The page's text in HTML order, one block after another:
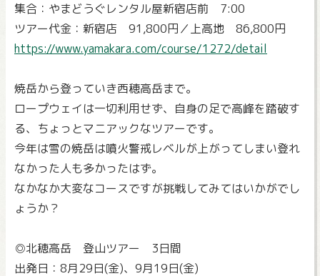
集合：やまどうぐレンタル屋新宿店前 7:00
ツアー代金：新宿店 91,800円／上高地 86,800円
https://www.yamakara.com/course/1272/detail
焼岳から登っていき西穂高岳まで。
ロープウェイは一切利用せず、自身の足で高峰を踏破す
る、ちょっとマニアックなツアーです。
今年は雪の焼岳は噴火警戒レベルが上がってしまい登れ
なかった人も多かったはず。
なかなか大変なコースですが挑戦してみてはいかがでし
ょうか？
◎北穂高岳 登山ツアー 3日間
出発日：8月29日(金)、9月19日(金)